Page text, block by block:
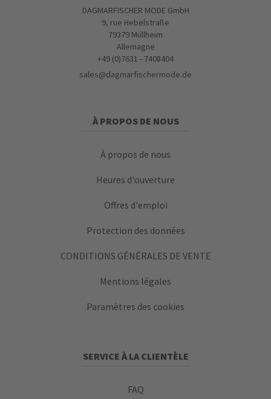
DAGMARFISCHER MODE GmbH
9, rue Hebelstraße
79379 Müllheim
Allemagne
+49 (0)7631 - 7408404
sales@dagmarfischermode.de
À PROPOS DE NOUS
À propos de nous
Heures d'ouverture
Offres d'emploi
Protection des données
CONDITIONS GÉNÉRALES DE VENTE
Mentions légales
Paramètres des cookies
SERVICE À LA CLIENTÈLE
FAQ